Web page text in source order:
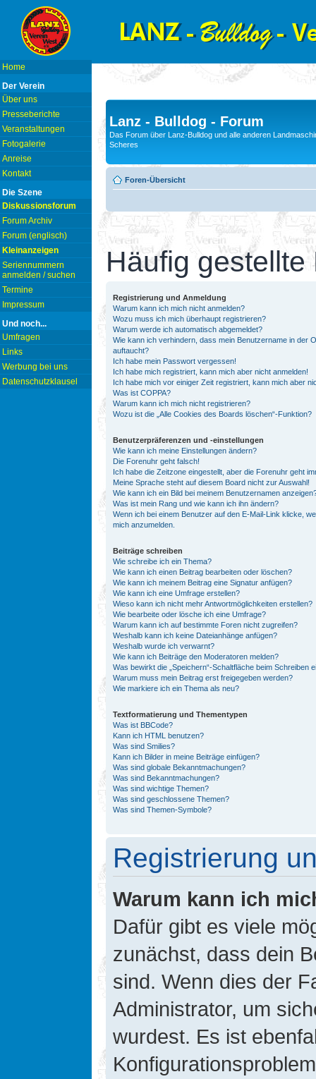
Home
Der Verein
Über uns
Presseberichte
Veranstaltungen
Fotogalerie
Anreise
Kontakt
Die Szene
Diskussionsforum
Forum Archiv
Forum (englisch)
Kleinanzeigen
Seriennummern
anmelden / suchen
Termine
Impressum
Und noch...
Umfragen
Links
Werbung bei uns
Datenschutzklausel
Lanz - Bulldog - Forum
Das Forum über Lanz-Bulldog und alle anderen
Scheres
Foren-Übersicht
Häufig gestellte
Registrierung und Anmeldung
Warum kann ich mich nicht anmelden?
Wozu muss ich mich überhaupt registrieren?
Warum werde ich automatisch abgemeldet?
Wie kann ich verhindern, dass mein Benutzername in der
auftaucht?
Ich habe mein Passwort vergessen!
Ich habe mich registriert, kann mich aber nicht anmelden!
Ich habe mich vor einiger Zeit registriert, kann mich aber
Was ist COPPA?
Warum kann ich mich nicht registrieren?
Wozu ist die „Alle Cookies des Boards löschen“-Funktion?
Benutzerpräferenzen und -einstellungen
Wie kann ich meine Einstellungen ändern?
Die Forenuhr geht falsch!
Ich habe die Zeitzone eingestellt, aber die Forenuhr geht
Meine Sprache steht auf diesem Board nicht zur Auswahl!
Wie kann ich ein Bild bei meinem Benutzernamen
Was ist mein Rang und wie kann ich ihn ändern?
Wenn ich bei einem Benutzer auf den E-Mail-Link klicke,
mich anzumelden.
Beiträge schreiben
Wie schreibe ich ein Thema?
Wie kann ich einen Beitrag bearbeiten oder löschen?
Wie kann ich meinem Beitrag eine Signatur anfügen?
Wie kann ich eine Umfrage erstellen?
Wieso kann ich nicht mehr Antwortmöglichkeiten erstellen?
Wie bearbeite oder lösche ich eine Umfrage?
Warum kann ich auf bestimmte Foren nicht zugreifen?
Weshalb kann ich keine Dateianhänge anfügen?
Weshalb wurde ich verwarnt?
Wie kann ich Beiträge den Moderatoren melden?
Was bewirkt die „Speichern“-Schaltfläche beim Schreiben
Warum muss mein Beitrag erst freigegeben werden?
Wie markiere ich ein Thema als neu?
Textformatierung und Thementypen
Was ist BBCode?
Kann ich HTML benutzen?
Was sind Smilies?
Kann ich Bilder in meine Beiträge einfügen?
Was sind globale Bekanntmachungen?
Was sind Bekanntmachungen?
Was sind wichtige Themen?
Was sind geschlossene Themen?
Was sind Themen-Symbole?
Registrierung
Warum kann ich
Dafür gibt es viele
zunächst, dass dein
sind. Wenn dies der
Administrator, um
wurdest. Es ist